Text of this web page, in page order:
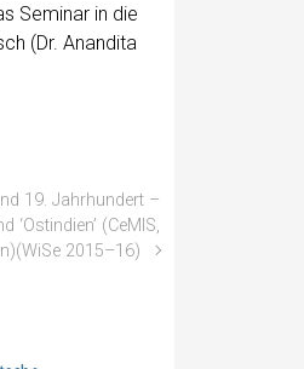
Sem­i­nar in die
(Dr. Anan­di­ta
19. Jahrhundert –
(CeMIS,
2015–16)